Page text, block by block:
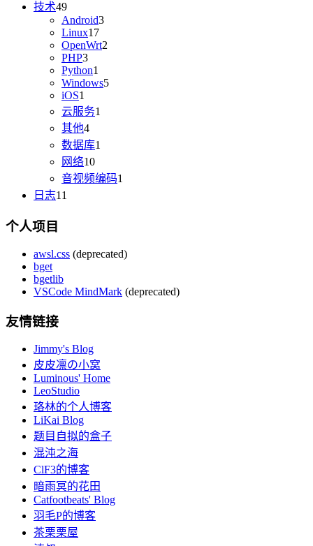
技术49
Android3
Linux17
OpenWrt2
PHP3
Python1
Windows5
iOS1
云服务1
其他4
数据库1
网络10
音视频编码1
日志11
个人项目
awsl.css (deprecated)
bget
bgetlib
VSCode MindMark (deprecated)
友情链接
Jimmy's Blog
皮皮凛の小窝
Luminous' Home
LeoStudio
珞林的个人博客
LiKai Blog
题目自拟的盒子
混沌之海
ClF3的博客
暗雨冥的花田
Catfootbeats' Blog
羽毛P的博客
茶栗栗屋